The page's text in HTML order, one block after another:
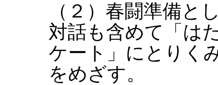
（２）春闘準備と
対話も含めて「は
ケート」にとりく
をめざす。